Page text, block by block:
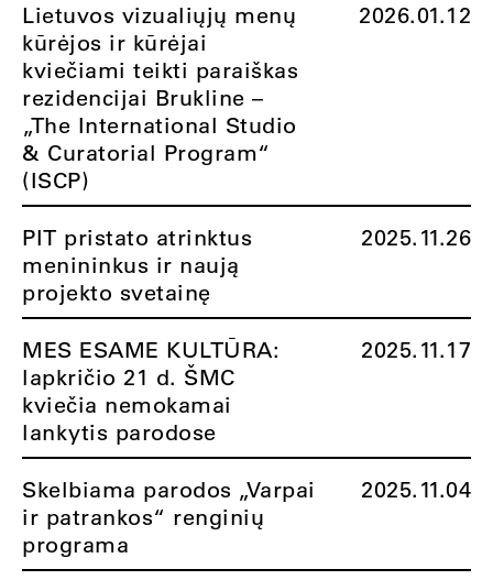
Lietuvos vizualiųjų menų
kūrėjos ir kūrėjai
kviečiami teikti paraiškas
rezidencijai Brukline –
„The International Studio
& Curatorial Program“
(ISCP)
2026.01.12
PIT pristato atrinktus
menininkus ir naują
projekto svetainę
2025.11.26
MES ESAME KULTŪRA:
lapkričio 21 d. ŠMC
kviečia nemokamai
lankytis parodose
2025.11.17
Skelbiama parodos „Varpai
ir patrankos“ renginių
programa
2025.11.04